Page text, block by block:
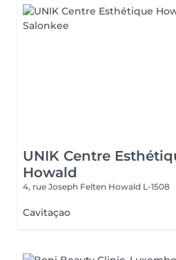
UNIK Centre
Howald
4, rue Joseph Felten Howald L-1508
Cavitaçao